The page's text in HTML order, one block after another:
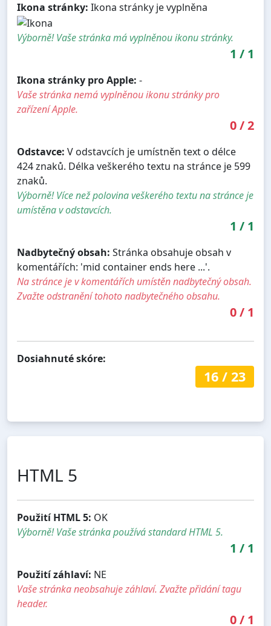
Ikona stránky: Ikona stránky je vyplněna
Výborně! Vaše stránka má vyplněnou ikonu stránky.
1 / 1
Ikona stránky pro Apple: -
Vaše stránka nemá vyplněnou ikonu stránky pro
zařízení Apple.
0/2
Odstavce: V odstavcích je umístněn text o délce
424 znaků. Délka veškerého textu na stránce je 599
znaků.
Výborně! Více než polovina veškerého textu na stránce je
umístěna v odstavcích.
1 / 1
Nadbytečný obsah: Stránka obsahuje obsah v
komentářích: 'mid container ends here ...'.
Na stránce je v komentářích umístěn nadbytečný obsah.
Zvažte odstranění tohoto nadbytečného obsahu.
0/ 1
Dosiahnuté skóre:
16/ 23
HTML 5
Použití HTML 5: OK
Výborně! Vaše stránka používá standard HTML 5.
1 / 1
Použití záhlaví: NE
Vaše stránka neobsahuje záhlaví. Zvažte přidání tagu
header.
0/ 1